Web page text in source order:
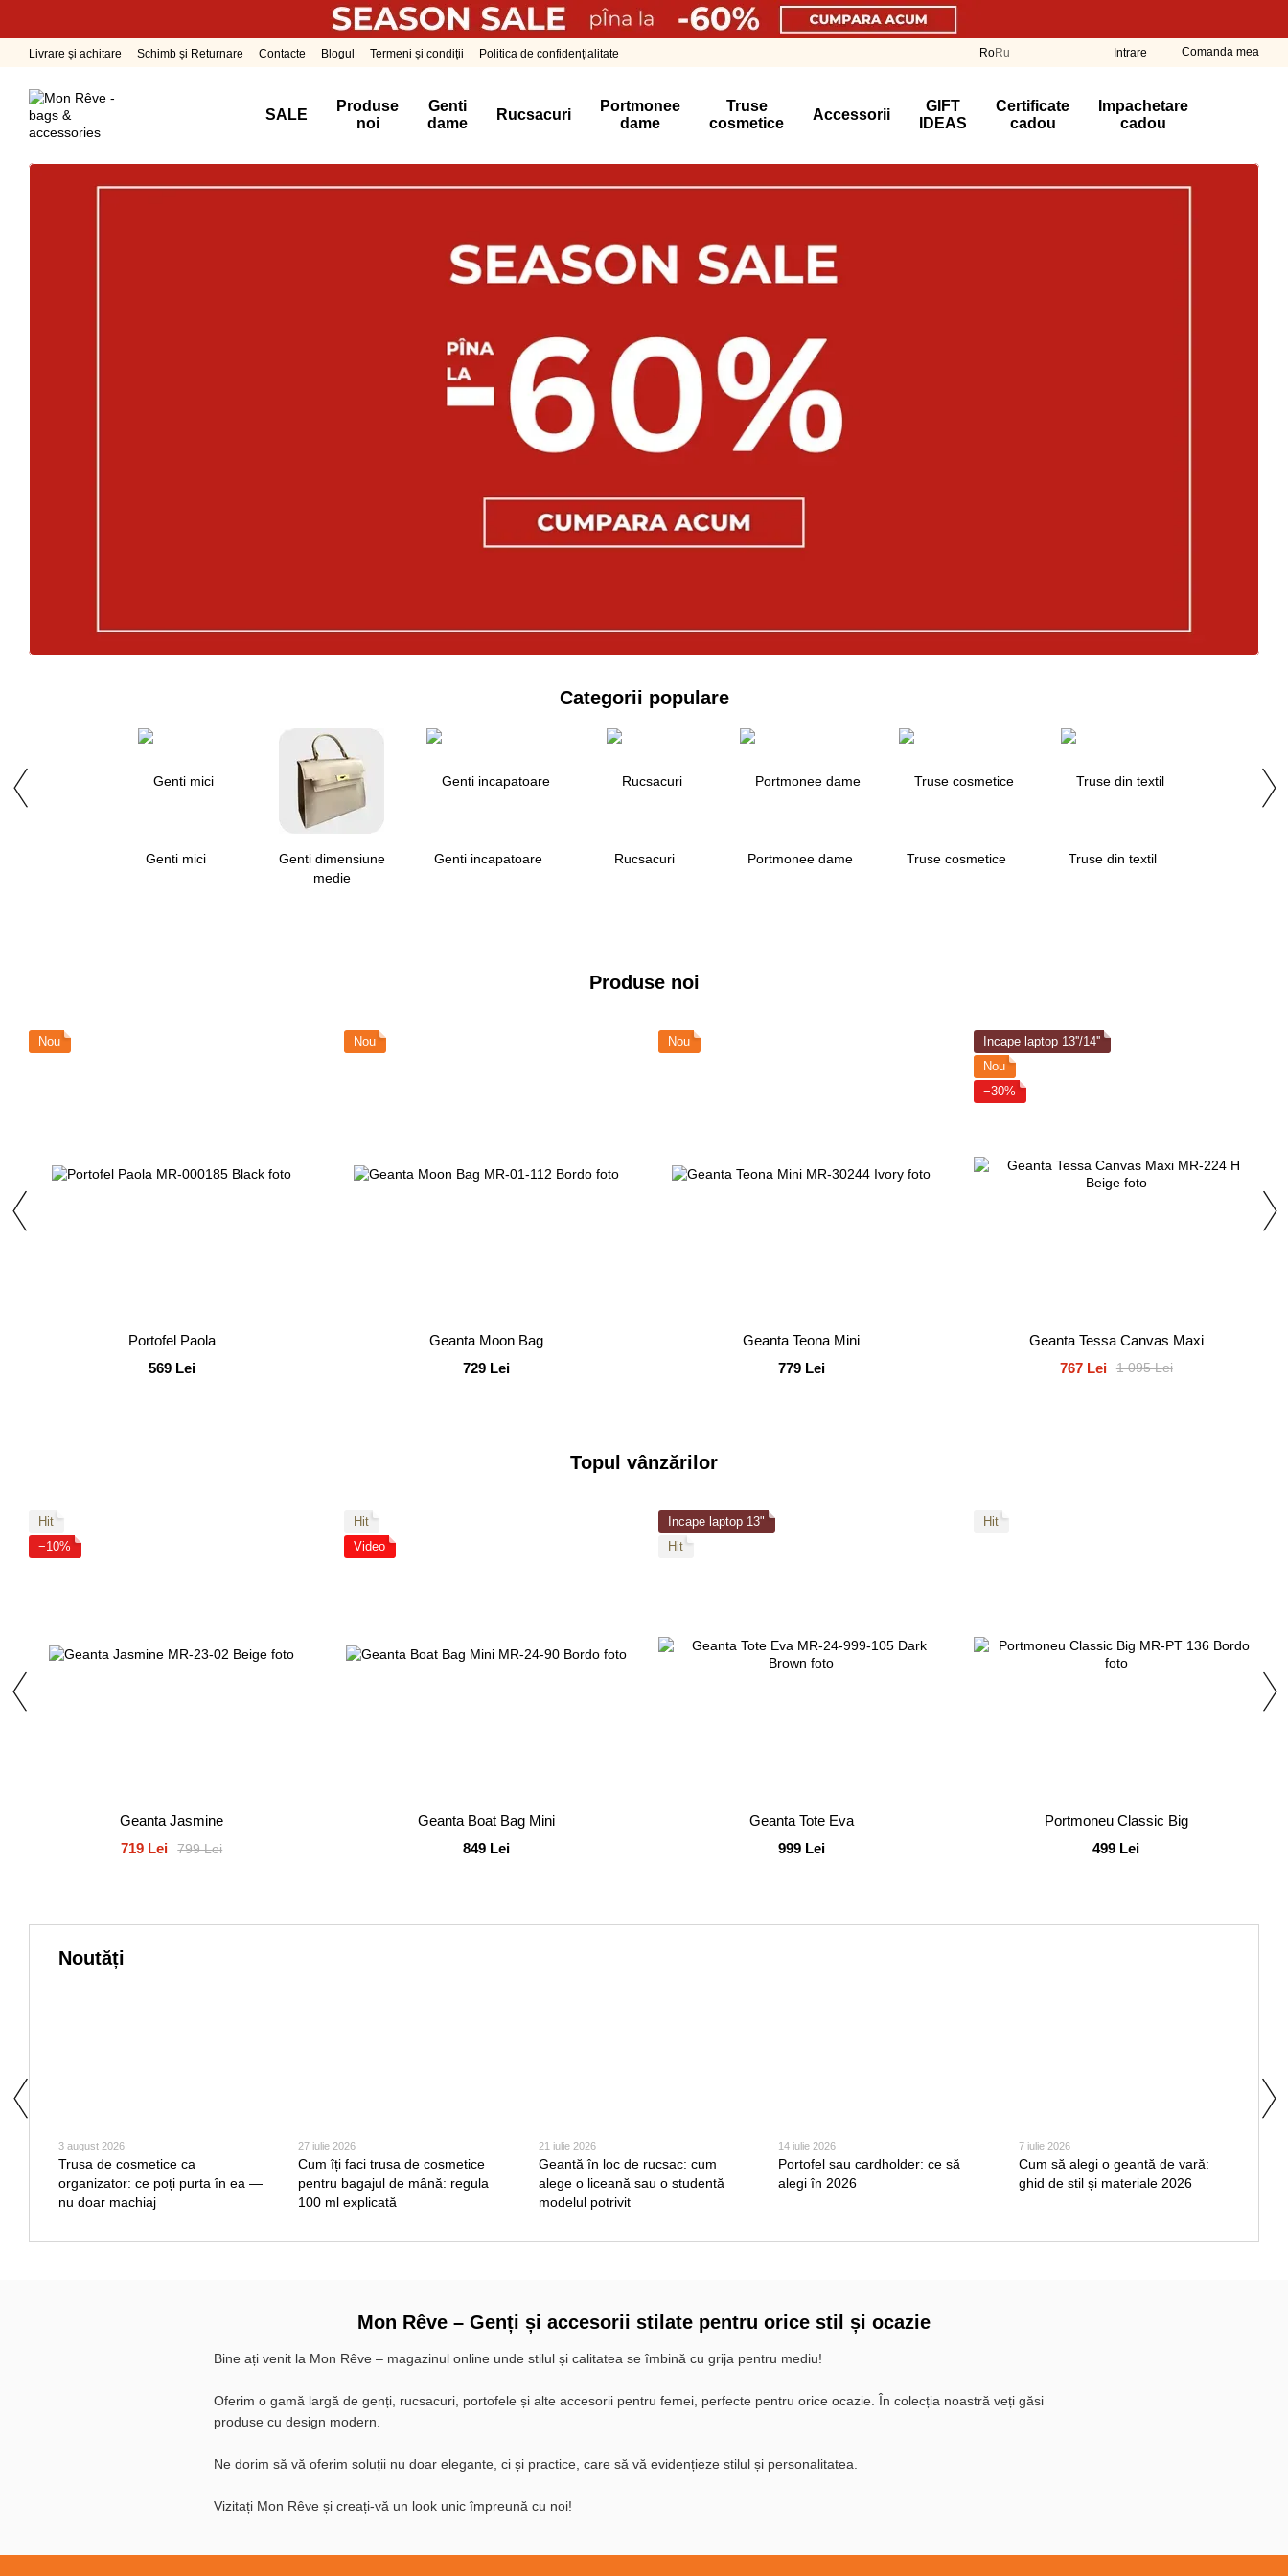
Livrare și achitare Schimb și Returnare Contacte Blogul Termeni și condiții Politica de confidențialitate RoRu Intrare Comanda mea
SALE
Produse
noi
Genti
dame
Rucsacuri
Portmonee
dame
Truse
cosmetice
Accessorii
GIFT
IDEAS
Certificate
cadou
Impachetare
cadou
Categorii populare
Genti miсi
Genti dimensiune
medie
Genti incapatoare Rucsacuri Portmonee dame Truse cosmetice Truse din textil
Produse noi
Nou
Portofel Paola
569 Lei
Nou
Geanta Moon Bag
729 Lei
Nou
Geanta Teona Mini
779 Lei
Incape laptop 13''/14''
Nou
−30%
Geanta Tessa Canvas Maxi
1 095 Lei
767 Lei
Topul vânzărilor
Hit
−10%
Geanta Jasmine
799 Lei
719 Lei
Hit
Video
Geanta Boat Bag Mini
849 Lei
Incape laptop 13"
Hit
Geanta Tote Eva
999 Lei
Hit
Portmoneu Classic Big
499 Lei
Noutăți
3 august 2026
Trusa de cosmetice ca
organizator: ce poți purta în ea —
nu doar machiaj
27 iulie 2026
Cum îți faci trusa de cosmetice
pentru bagajul de mână: regula
100 ml explicată
21 iulie 2026
Geantă în loc de rucsac: cum
alege o liceană sau o studentă
modelul potrivit
14 iulie 2026
Portofel sau cardholder: ce să
alegi în 2026
7 iulie 2026
Cum să alegi o geantă de vară:
ghid de stil și materiale 2026
Mon Rêve – Genți și accesorii stilate pentru orice stil și ocazie
Bine ați venit la Mon Rêve – magazinul online unde stilul și calitatea se îmbină cu grija pentru mediu!
Oferim o gamă largă de genți, rucsacuri, portofele și alte accesorii pentru femei, perfecte pentru orice ocazie. În colecția noastră veți găsi
produse cu design modern.
Ne dorim să vă oferim soluții nu doar elegante, ci și practice, care să vă evidențieze stilul și personalitatea.
Vizitați Mon Rêve și creați-vă un look unic împreună cu noi!